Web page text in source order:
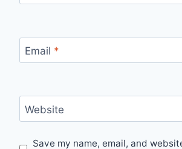
Email *
Website
Save my name, email, and